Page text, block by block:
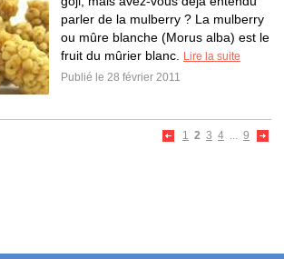
parler de la mulberry ? La mulberry
ou mûre blanche (Morus alba) est le
fruit du mûrier blanc.
Lire la suite
Publié le 28 février 2011
1 2 3 4 ... 9